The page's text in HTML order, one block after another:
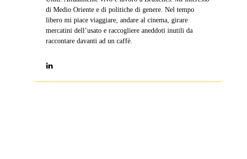
di Medio Oriente e di politiche di genere. Nel tempo
libero mi piace viaggiare, andare al cinema, girare
mercatini dell’usato e raccogliere aneddoti inutili da
raccontare davanti ad un caffè.